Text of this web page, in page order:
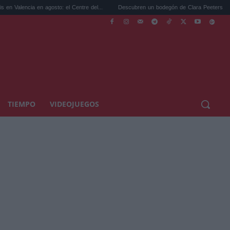
agosto: el Centre del... Descubren un bodegón de Clara Peeters olvidado en ...
TIEMPO VIDEOJUEGOS